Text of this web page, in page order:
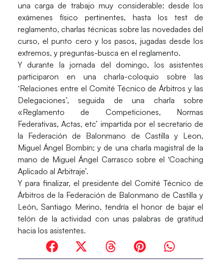
una carga de trabajo muy considerable: desde los
exámenes físico pertinentes, hasta los test de
reglamento, charlas técnicas sobre las novedades del
curso, el punto cero y los pasos, jugadas desde los
extremos, y preguntas-busca en el reglamento.
Y durante la jornada del domingo, los asistentes
participaron en una charla-coloquio sobre las
‘Relaciones entre el Comité Técnico de Árbitros y las
Delegaciones’, seguida de una charla sobre
«Reglamento de Competiciones, Normas
Federativas, Actas, etc’ impartida por el secretario de
la Federación de Balonmano de Castilla y Leon,
Miguel Ángel Bombín; y de una charla magistral de la
mano de Miguel Ángel Carrasco sobre el ‘Coaching
Aplicado al Arbitraje’.
Y para finalizar, el presidente del Comité Técnico de
Árbitros de la Federación de Balonmano de Castilla y
León, Santiago Merino, tendría el honor de bajar el
telón de la actividad con unas palabras de gratitud
hacia los asistentes.